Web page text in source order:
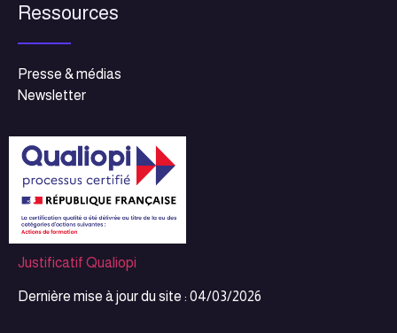
Ressources
Presse & médias
Newsletter
Justificatif Qualiopi
Dernière mise à jour du site : 04/03/2026